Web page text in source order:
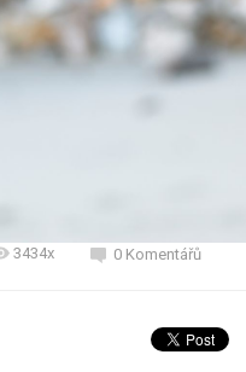
3434x 0 Komentářů